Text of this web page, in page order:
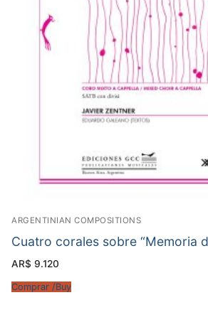
ARGENTINIAN COMPOSITIONS
Cuatro corales sobre “Memoria
AR$ 9.120
Comprar /Buy